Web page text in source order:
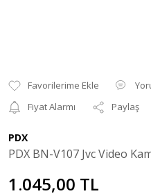
Fiyat Alarmı
Paylaş
PDX
PDX BN-V107 Jvc Video
1.045,00 TL